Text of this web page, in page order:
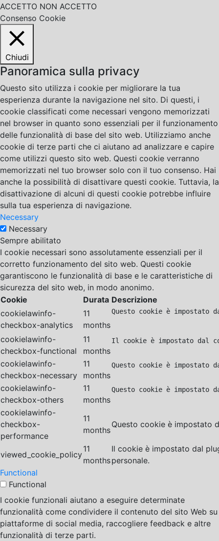
ACCETTO NON ACCETTO
Consenso Cookie
Chiudi
Panoramica sulla privacy
Questo sito utilizza i cookie per migliorare la tua
esperienza durante la navigazione nel sito. Di questi, i
cookie classificati come necessari vengono memorizzati
nel browser in quanto sono essenziali per il funzionamento
delle funzionalità di base del sito web. Utilizziamo anche
cookie di terze parti che ci aiutano ad analizzare e capire
come utilizzi questo sito web. Questi cookie verranno
memorizzati nel tuo browser solo con il tuo consenso. Hai
anche la possibilità di disattivare questi cookie. Tuttavia, la
disattivazione di alcuni di questi cookie potrebbe influire
sulla tua esperienza di navigazione.
Necessary
Necessary
Sempre abilitato
I cookie necessari sono assolutamente essenziali per il
corretto funzionamento del sito web. Questi cookie
garantiscono le funzionalità di base e le caratteristiche di
sicurezza del sito web, in modo anonimo.
Cookie
Durata Descrizione
cookielawinfo-
checkbox-analytics
11
months
Questo cookie è
cookielawinfo-
checkbox-functional
11
months
Il cookie è impostato dal
cookielawinfo-
checkbox-necessary
11
months
Questo cookie è impostato
cookielawinfo-
checkbox-others
11
months
Questo cookie è
cookielawinfo-
checkbox-
performance
11
months
Questo cookie è impostato
viewed_cookie_policy
11
months
Il cookie è impostato dal
personale.
Functional
Functional
I cookie funzionali aiutano a eseguire determinate
funzionalità come condividere il contenuto del sito Web su
piattaforme di social media, raccogliere feedback e altre
funzionalità di terze parti.